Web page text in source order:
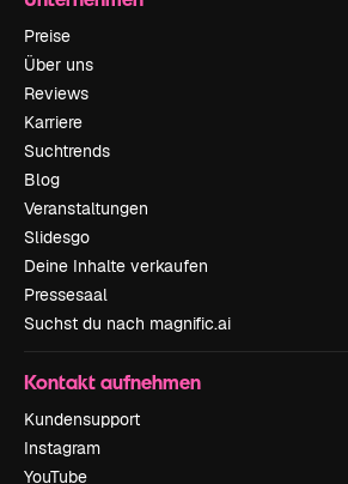
Preise
Über uns
Reviews
Karriere
Suchtrends
Blog
Veranstaltungen
Slidesgo
Deine Inhalte verkaufen
Pressesaal
Suchst du nach magnific.ai
Kontakt aufnehmen
Kundensupport
Instagram
YouTube